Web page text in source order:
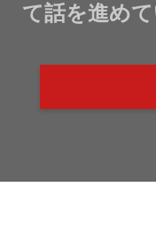
て話を進め